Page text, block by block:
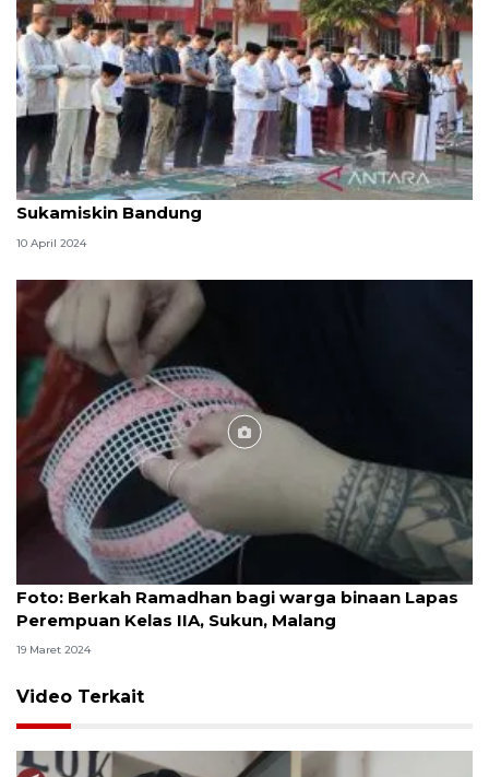
Ratusan warga binaan ikuti Shalat Id di Lapas
Sukamiskin Bandung
10 April 2024
Foto: Berkah Ramadhan bagi warga binaan Lapas
Perempuan Kelas IIA, Sukun, Malang
19 Maret 2024
Video Terkait